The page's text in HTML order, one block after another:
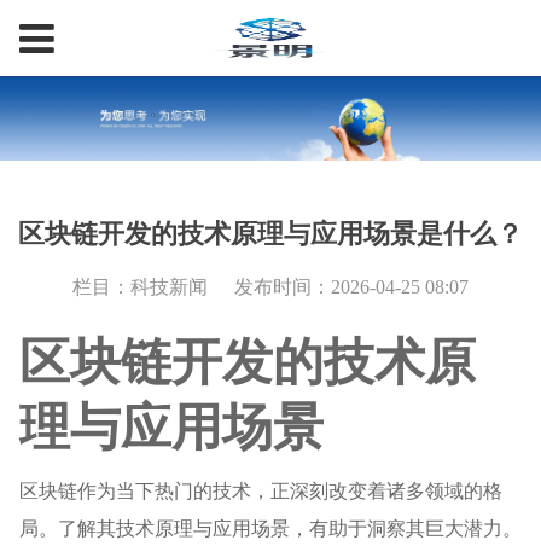
区块链开发的技术原理与应用场景是什么？
栏目：科技新闻 发布时间：2026-04-25 08:07
区块链开发的技术原
理与应用场景
区块链作为当下热门的技术，正深刻改变着诸多领域的格
局。了解其技术原理与应用场景，有助于洞察其巨大潜力。